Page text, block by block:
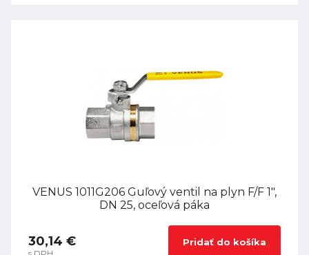
VENUS 1011G206 Guľový ventil na plyn F/F 1",
DN 25, oceľová páka
30,14 € Pridať do košíka